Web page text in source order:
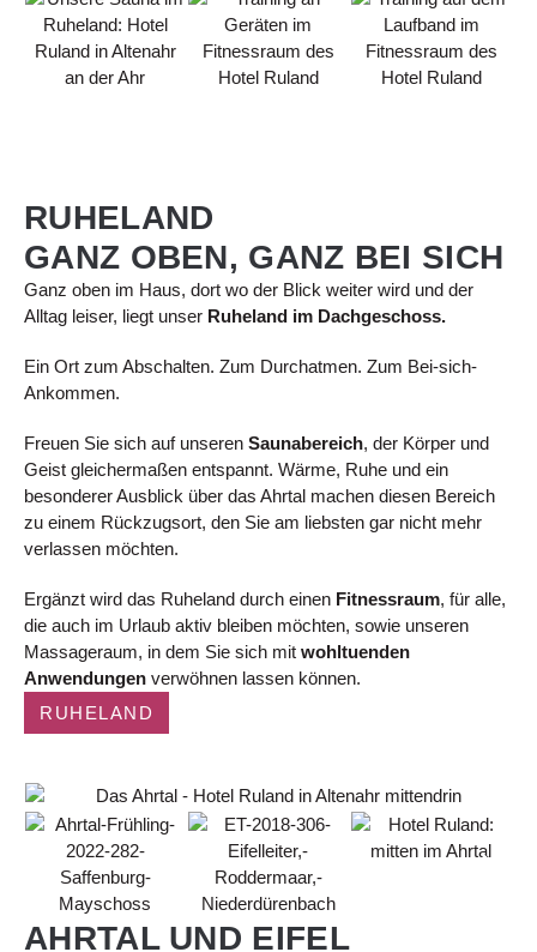
RUHELAND
GANZ OBEN, GANZ BEI SICH
Ganz oben im Haus, dort wo der Blick weiter wird und der
Alltag leiser, liegt unser Ruheland im Dachgeschoss.
Ein Ort zum Abschalten. Zum Durchatmen. Zum Bei-sich-
Ankommen.
Freuen Sie sich auf unseren Saunabereich, der Körper und
Geist gleichermaßen entspannt. Wärme, Ruhe und ein
besonderer Ausblick über das Ahrtal machen diesen Bereich
zu einem Rückzugsort, den Sie am liebsten gar nicht mehr
verlassen möchten.
Ergänzt wird das Ruheland durch einen Fitnessraum, für alle,
die auch im Urlaub aktiv bleiben möchten, sowie unseren
Massageraum, in dem Sie sich mit wohltuenden
Anwendungen verwöhnen lassen können.
RUHELAND
AHRTAL UND EIFEL